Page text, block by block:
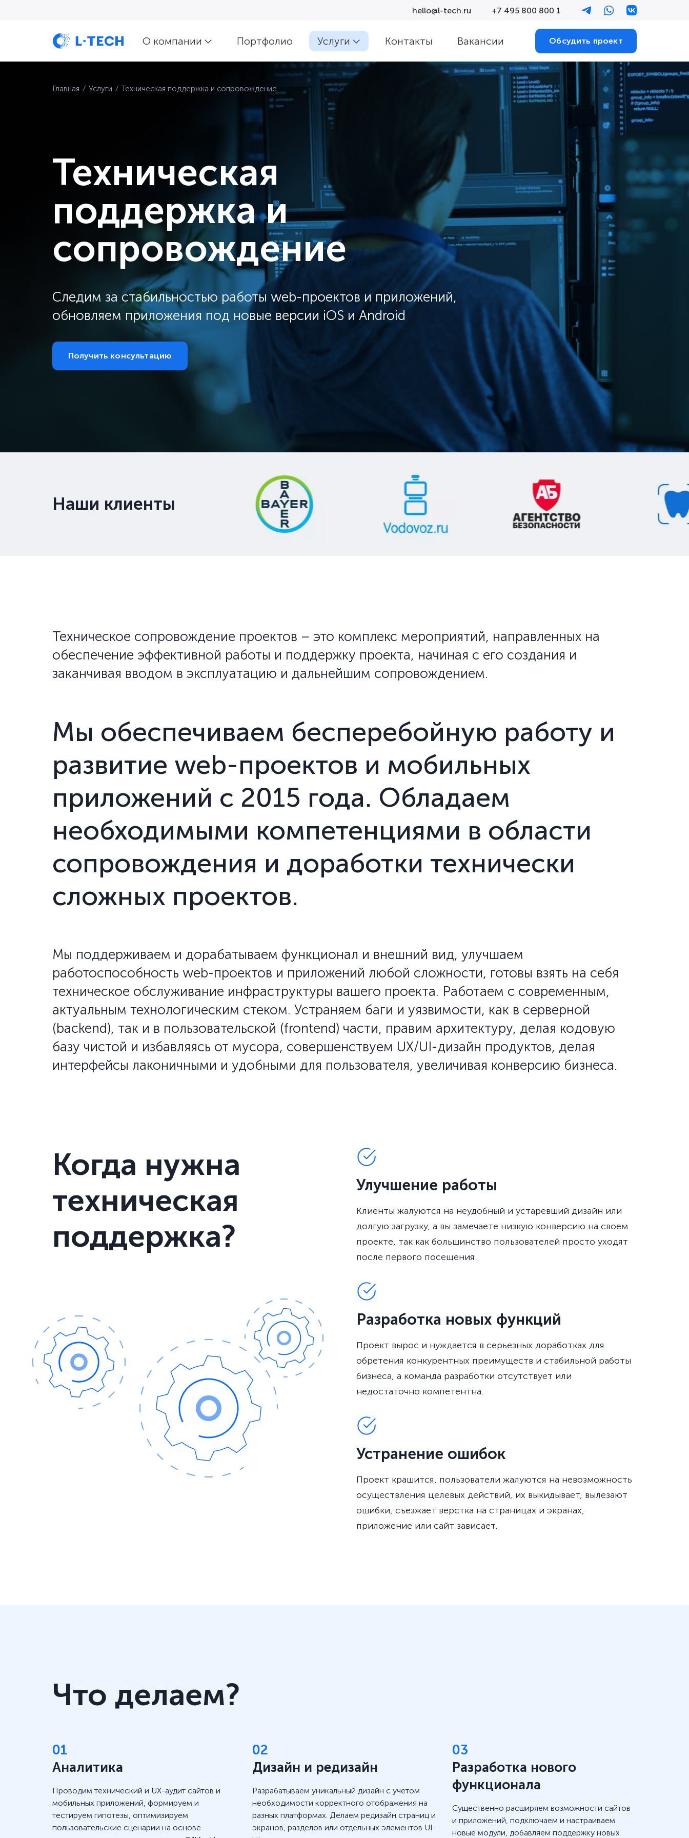
hello@l-tech.ru +7 495 800 800 1
О компании Портфолио Услуги Контакты Вакансии Обсудить проект
Главная ⁄ Услуги ⁄ Техническая поддержка и сопровождение
Техническая
поддержка и
сопровождение
Следим за стабильностью работы web-проектов и приложений,
обновляем приложения под новые версии iOS и Android
Получить консультацию
Наши клиенты
Техническое сопровождение проектов – это комплекс мероприятий, направленных на
обеспечение эффективной работы и поддержку проекта, начиная с его создания и
заканчивая вводом в эксплуатацию и дальнейшим сопровождением.
Мы обеспечиваем бесперебойную работу и
развитие web-проектов и мобильных
приложений с 2015 года. Обладаем
необходимыми компетенциями в области
сопровождения и доработки технически
сложных проектов.
Мы поддерживаем и дорабатываем функционал и внешний вид, улучшаем
работоспособность web-проектов и приложений любой сложности, готовы взять на себя
техническое обслуживание инфраструктуры вашего проекта. Работаем с современным,
актуальным технологическим стеком. Устраняем баги и уязвимости, как в серверной
(backend), так и в пользовательской (frontend) части, правим архитектуру, делая кодовую
базу чистой и избавляясь от мусора, совершенствуем UX/UI-дизайн продуктов, делая
интерфейсы лаконичными и удобными для пользователя, увеличивая конверсию бизнеса.
Когда нужна
техническая
поддержка?
Улучшение работы
Клиенты жалуются на неудобный и устаревший дизайн или
долгую загрузку, а вы замечаете низкую конверсию на своем
проекте, так как большинство пользователей просто уходят
после первого посещения.
Разработка новых функций
Проект вырос и нуждается в серьезных доработках для
обретения конкурентных преимуществ и стабильной работы
бизнеса, а команда разработки отсутствует или
недостаточно компетентна.
Устранение ошибок
Проект крашится, пользователи жалуются на невозможность
осуществления целевых действий, их выкидывает, вылезают
ошибки, съезжает верстка на страницах и экранах,
приложение или сайт зависает.
Что делаем?
01
Аналитика
Проводим технический и UX-аудит сайтов и
мобильных приложений, формируем и
тестируем гипотезы, оптимизируем
пользовательские сценарии на основе
02
Дизайн и редизайн
Разрабатываем уникальный дизайн с учетом
необходимости корректного отображения на
разных платформах. Делаем редизайн страниц и
экранов, разделов или отдельных элементов UI-
03
Разработка нового
функционала
Существенно расширяем возможности сайтов
и приложений, подключаем и настраиваем
новые модули, добавляем поддержку новых